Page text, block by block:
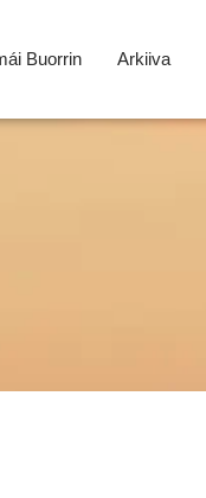
Buorrin Arkiiva